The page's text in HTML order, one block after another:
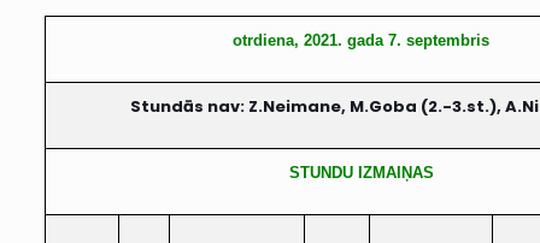
otrdiena, 2021. gada 7. septembris
Stundās nav: Z.Neimane, M.Goba (2.-3.st.),
STUNDU IZMAIŅAS